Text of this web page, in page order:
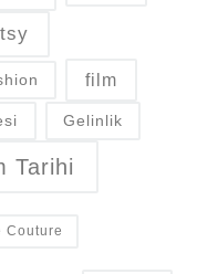
film
Gelinlik
Tarihi
Couture